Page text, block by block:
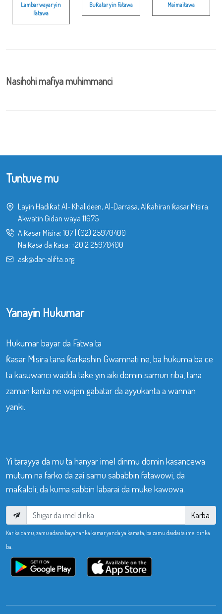
Lambar wayar yin
Fatawa
Buƙatar yin Fatawa Maimaitawa
Nasihohi mafiya muhimmanci
Tuntuve mu
Layin Hadiƙat Al- Khalideen, Al-Darrasa, Alƙahiran ƙasar Misira.
Akwatin Gidan waya 11675
A ƙasar Misira: 107| (02) 25970400
Na ƙasa da ƙasa: +20 2 25970400
ask@dar-alifta.org
Yanayin Hukumar
Hukumar bayar da Fatwa ta
ƙasar Misira tana ƙarkashin Gwamnati ne, ba hukuma ba ce
ta kasuwanci wadda take yin aiki domin samun riba, tana
zaman kanta ne wajen gabatar da ayyukanta a wannan
yanki.
Yi tarayya da mu ta hanyar imel dinmu domin kasancewa
mutum na farko da zai samu sababbin fatawowi, da
maƙaloli, da kuma sabbin labarai da muke kawowa.
Karba
Kar ka damu, zamu adana bayananka kamar yanda ya kamata, ba zamu daidaita imel dinka
ba.